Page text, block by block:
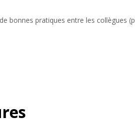
bonnes pratiques entre les collègues